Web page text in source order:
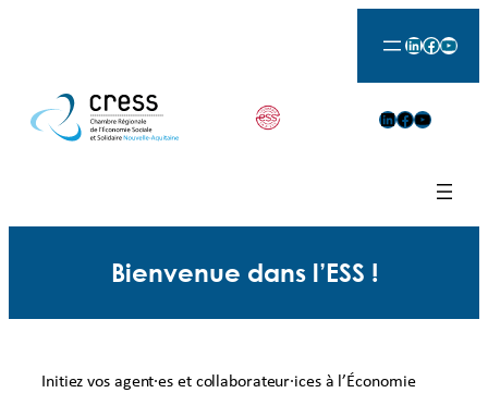
LinkedIn
Facebook
LinkedIn
Facebook
YouTube
Bienvenue dans l’ESS !
Initiez vos agent·es et collaborateur·ices à l’Économie